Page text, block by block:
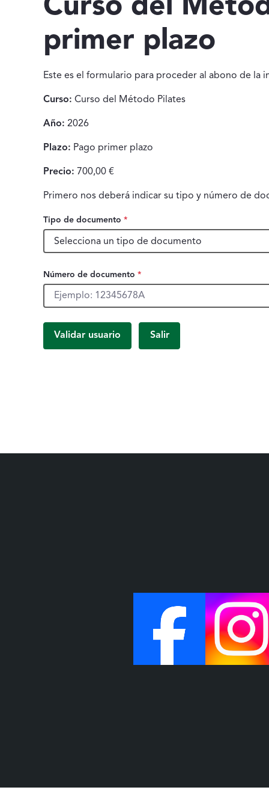
Curso del
primer plazo
Este es el formulario para proceder al abono de la
Curso: Curso del Método Pilates
Año: 2026
Plazo: Pago primer plazo
Precio: 700,00 €
Primero nos deberá indicar su tipo y número de
Tipo de documento *
Número de documento *
Número de documento, obligatorio.
Validar usuario Salir